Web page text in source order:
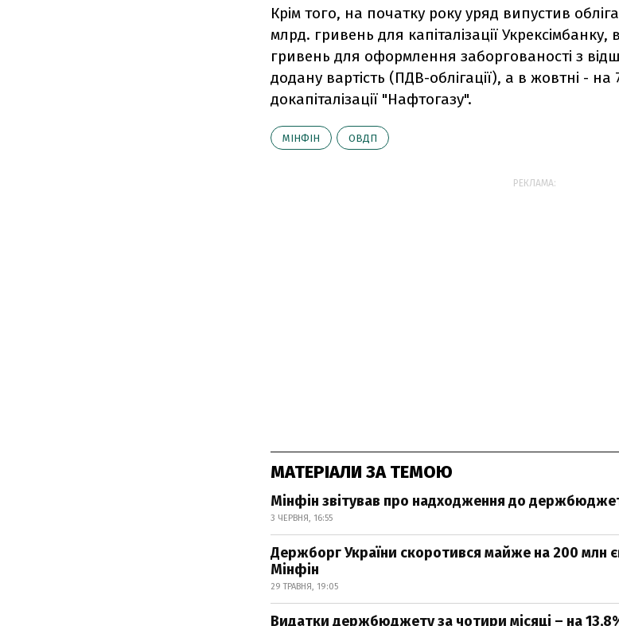
Крім того, на початку року уряд випустив
млрд. гривень для капіталізації Укрексімбанку,
гривень для оформлення заборгованості з
додану вартість (ПДВ-облігації), а в жовтні -
докапіталізації "Нафтогазу".
МІНФІН ОВДП
РЕКЛАМА:
МАТЕРІАЛИ ЗА ТЕМОЮ
Мінфін звітував про надходження до
3 ЧЕРВНЯ, 16:55
Держборг України скоротився майже на 200 млн
Мінфін
29 ТРАВНЯ, 19:05
Видатки держбюджету за чотири місяці – на